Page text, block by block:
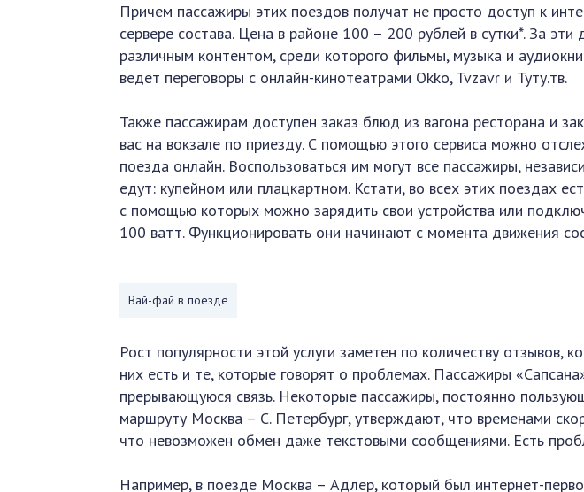
Причем пассажиры этих поездов получат не просто доступ к
сервере состава. Цена в районе 100 – 200 рублей в сутки*. За эти
различным контентом, среди которого фильмы, музыка и
ведет переговоры с онлайн-кинотеатрами Okko, Tvzavr и Туту.тв.
Также пассажирам доступен заказ блюд из вагона ресторана и
вас на вокзале по приезду. С помощью этого сервиса можно
поезда онлайн. Воспользоваться им могут все пассажиры,
едут: купейном или плацкартном. Кстати, во всех этих поездах
с помощью которых можно зарядить свои устройства или
100 ватт. Функционировать они начинают с момента движения
Вай-фай в поезде
Рост популярности этой услуги заметен по количеству отзывов,
них есть и те, которые говорят о проблемах. Пассажиры
прерывающуюся связь. Некоторые пассажиры, постоянно
маршруту Москва – С. Петербург, утверждают, что временами
что невозможен обмен даже текстовыми сообщениями. Есть
Например, в поезде Москва – Адлер, который был интернет-